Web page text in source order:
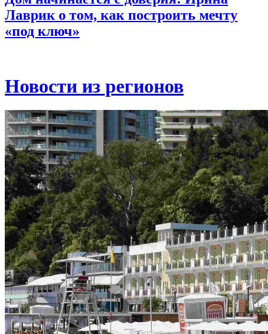
Лаврик о том, как построить мечту
«под ключ»
Новости из регионов